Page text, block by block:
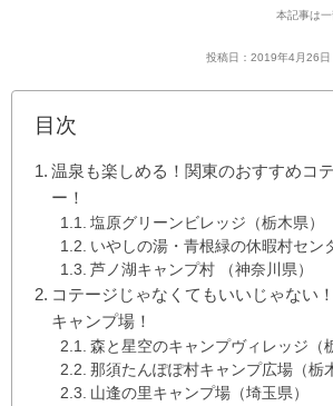
本記事は
投稿日：2019年4月26
目次
温泉も楽しめる！関東のおすすめコ
ー！
塩原グリーンビレッジ（栃木県）
いやしの湯・青根緑の休暇村セン
芦ノ湖キャンプ村 （神奈川県）
コテージじゃなくてもいいじゃない
キャンプ場！
森と星空のキャンプヴィレッジ（
那須たんぽぽ村キャンプ広場（栃
山逢の里キャンプ場（埼玉県）